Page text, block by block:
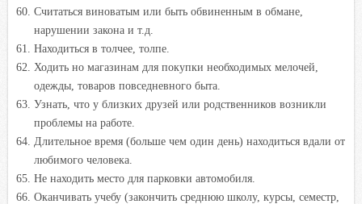
Считаться виноватым или быть обвиненным в обмане,
нарушении закона и т.д.
Находиться в толчее, толпе.
Ходить но магазинам для покупки необходимых мелочей,
одежды, товаров повседневного быта.
Узнать, что у близких друзей или родственников возникли
проблемы на работе.
Длительное время (больше чем один день) находиться вдали от
любимого человека.
Не находить место для парковки автомобиля.
Оканчивать учебу (закончить среднюю школу, курсы, семестр,